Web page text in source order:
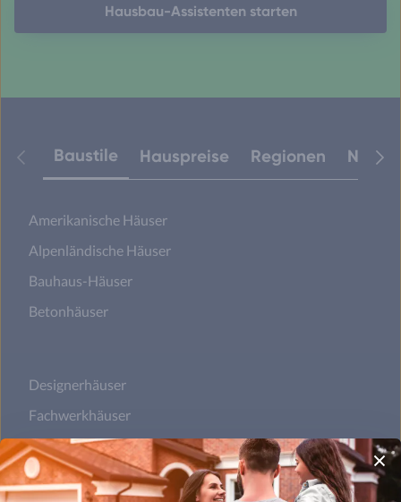
Hausbau-Assistenten starten
Baustile Hauspreise Regionen
Amerikanische Häuser
Alpenländische Häuser
Bauhaus-Häuser
Betonhäuser
Designerhäuser
Fachwerkhäuser
Klassische Häuser
Landhäuser